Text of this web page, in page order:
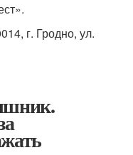
г. Гродно, ул.